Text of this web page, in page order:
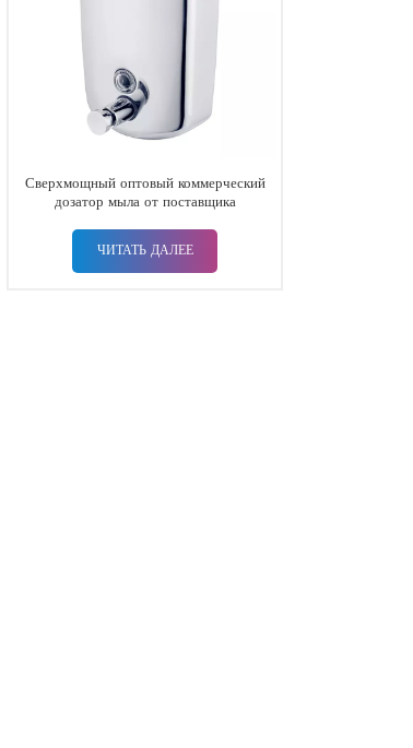
Сверхмощный оптовый коммерческий
дозатор мыла от поставщика
ЧИТАТЬ ДАЛЕЕ